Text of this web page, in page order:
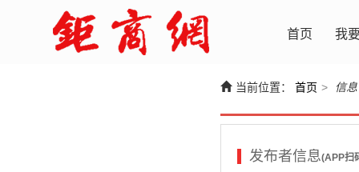
首页 我
当前位置： 首页 > 信
发布者信息(APP扫